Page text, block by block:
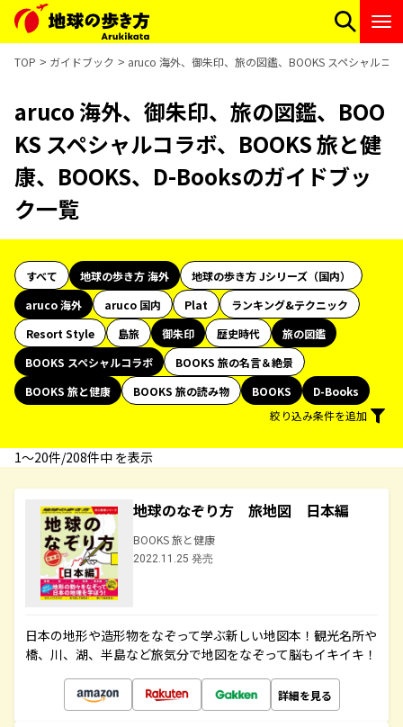
TOP ガイドブック aruco 海外、御朱印、旅の図鑑、BOOKS スペシャルコ
aruco 海外、御朱印、旅の図鑑、BOO
KS スペシャルコラボ、BOOKS 旅と健
康、BOOKS、D-Booksのガイドブッ
ク一覧
すべて 地球の歩き方 海外
地球の歩き方 Jシリーズ（国内）
aruco 海外
aruco 国内 Plat
ランキング&テクニック
Resort Style
島旅 御朱印 歴史時代
旅の図鑑
BOOKS スペシャルコラボ
BOOKS 旅の名言＆絶景
BOOKS 旅と健康
BOOKS 旅の読み物 BOOKS
D-Books
絞り込み条件を追加
1〜20件/208件中 を表示
地球のなぞり方 旅地図 日本編
BOOKS 旅と健康
2022.11.25 発売
日本の地形や造形物をなぞって学ぶ新しい地図本！観光名所や
橋、川、湖、半島など旅気分で地図をなぞって脳もイキイキ！
詳細を見る